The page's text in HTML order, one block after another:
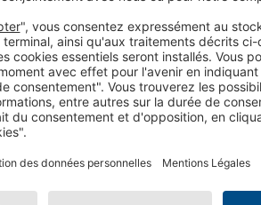
parcours d'achat de vos clients en
grâce à une annonce
y effectuer des achats ?